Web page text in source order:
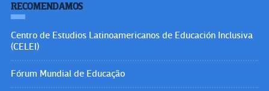
RECOMENDAMOS
Centro de Estudios Latinoamericanos de Educación Inclusiva
(CELEI)
Fórum Mundial de Educação